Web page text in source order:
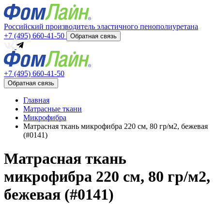
Российский производитель эластичного пенополиуретана
+7 (495) 660-41-50
Обратная связь
+7 (495) 660-41-50
Обратная связь
Главная
Матрасные ткани
Микрофибра
Матрасная ткань микрофибра 220 см, 80 гр/м2, бежевая
(#0141)
Матрасная ткань
микрофибра 220 см, 80 гр/м2,
бежевая (#0141)